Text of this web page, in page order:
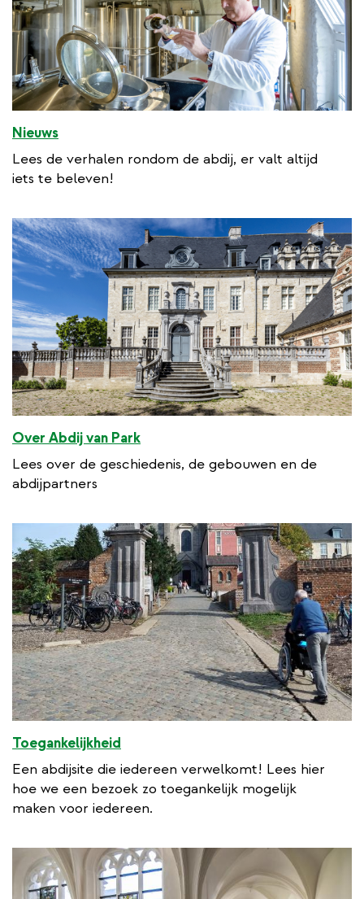
k
Nieuws
Lees de verhalen rondom de abdij, er valt altijd
iets te beleven!
Over Abdij van Park
Lees over de geschiedenis, de gebouwen en de
abdijpartners
Toegankelijkheid
Een abdijsite die iedereen verwelkomt! Lees hier
hoe we een bezoek zo toegankelijk mogelijk
maken voor iedereen.